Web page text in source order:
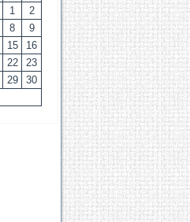
1
2
8
9
15
16
22
23
29
30